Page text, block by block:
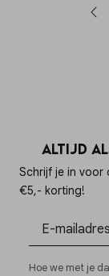
Altijd
Schrijf je in voor
€5,- korting!
Hoe we met je